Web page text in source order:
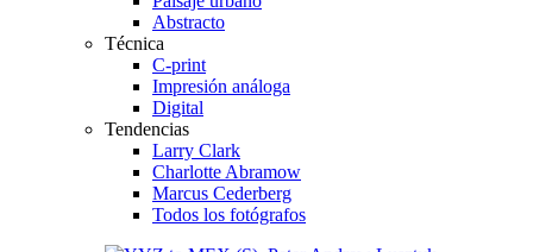
Abstracto
Técnica
C-print
Impresión análoga
Digital
Tendencias
Larry Clark
Charlotte Abramow
Marcus Cederberg
Todos los fotógrafos